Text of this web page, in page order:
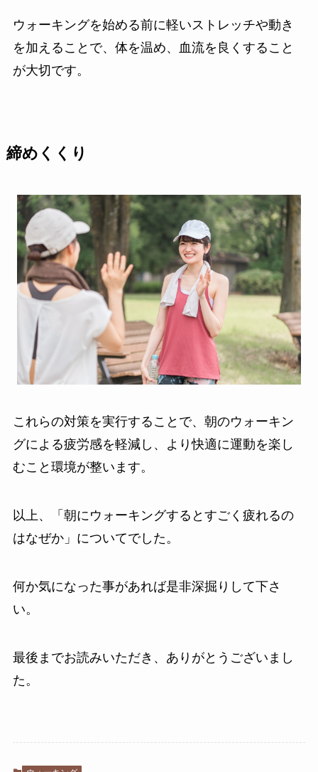
ウォーキングを始める前に軽いストレッチや動き
を加えることで、体を温め、血流を良くすること
が大切です。
締めくくり
これらの対策を実行することで、朝のウォーキン
グによる疲労感を軽減し、より快適に運動を楽し
むこと環境が整います。
以上、「朝にウォーキングするとすごく疲れるの
はなぜか」についてでした。
何か気になった事があれば是非深掘りして下さ
い。
最後までお読みいただき、ありがとうございまし
た。